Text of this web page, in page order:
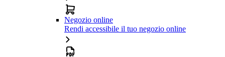
Negozio online
Rendi accessibile il tuo negozio online